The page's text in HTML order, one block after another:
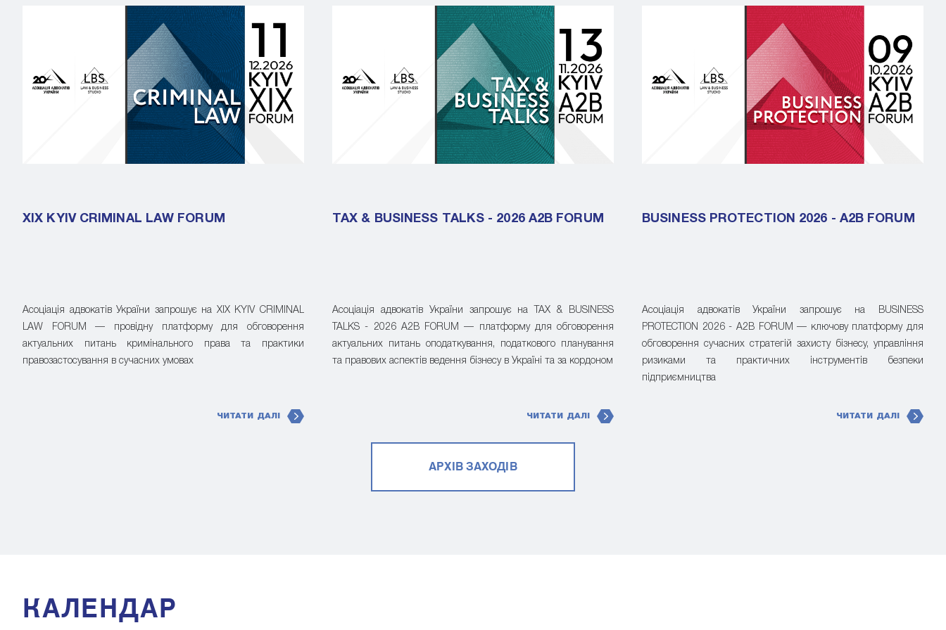
XIX KYIV CRIMINAL LAW FORUM
Асоціація адвокатів України запрошує на XIX KYIV CRIMINAL
LAW FORUM — провідну платформу для обговорення
актуальних питань кримінального права та практики
правозастосування в сучасних умовах
ЧИТАТИ ДАЛІ
TAX & BUSINESS TALKS - 2026 A2B FORUM
Асоціація адвокатів України запрошує на TAX & BUSINESS
TALKS - 2026 A2B FORUM — платформу для обговорення
актуальних питань оподаткування, податкового планування
та правових аспектів ведення бізнесу в Україні та за кордоном
ЧИТАТИ ДАЛІ
BUSINESS PROTECTION 2026 - A2B FORUM
Асоціація адвокатів України запрошує на BUSINESS
PROTECTION 2026 - A2B FORUM — ключову платформу для
обговорення сучасних стратегій захисту бізнесу, управління
ризиками та практичних інструментів безпеки
підприємництва
ЧИТАТИ ДАЛІ
АРХІВ ЗАХОДІВ
КАЛЕНДАР